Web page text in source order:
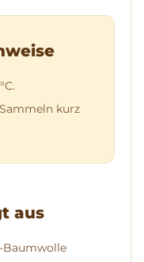
kurz
aus
Baumwolle